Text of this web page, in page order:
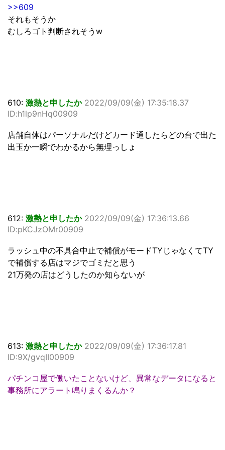
>>609
それもそうか
むしろゴト判断されそうw
610: 激熱と申したか 2022/09/09(金) 17:35:18.37
ID:h1lp9nHq00909
店舗自体はパーソナルだけどカード通したらどの台で出た
出玉か一瞬でわかるから無理っしょ
612: 激熱と申したか 2022/09/09(金) 17:36:13.66
ID:pKCJzOMr00909
ラッシュ中の不具合中止で補償がモードTYじゃなくてTY
で補償する店はマジでゴミだと思う
21万発の店はどうしたのか知らないが
613: 激熱と申したか 2022/09/09(金) 17:36:17.81
ID:9X/gvqII00909
パチンコ屋で働いたことないけど、異常なデータになると
事務所にアラート鳴りまくるんか？